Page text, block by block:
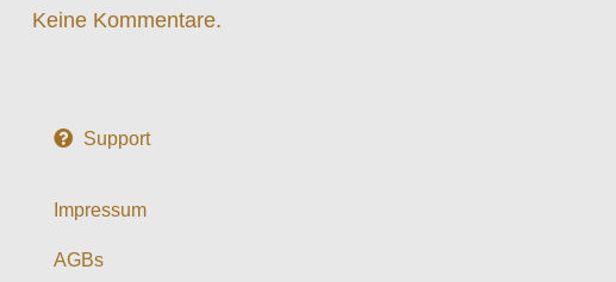
Keine Kommentare.
Support
Impressum
AGBs